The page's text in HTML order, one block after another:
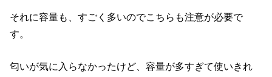
それに容量も、すごく多いのでこちらも注意が必要で
す。
匂いが気に入らなかったけど、容量が多すぎて使いきれ